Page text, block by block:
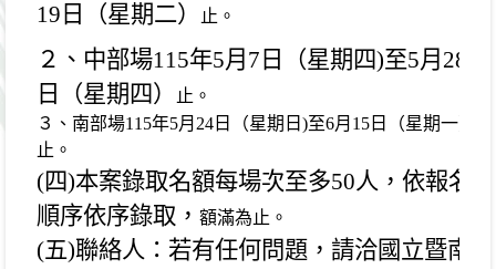
19 日（星期二） 止。
２、中部場115年5月 7 日（星期四)至5月 28
日（星期四）
止。
３、南部場115年5月 24 日（星期日)至6月 15 日（星期一）
止。
(四)本案錄取名額每場次至多50人，依報名
順序依序錄取，額滿為止。
(五)聯絡人：若有任何問題，請洽國立暨南